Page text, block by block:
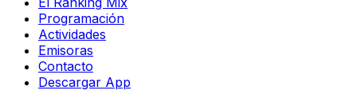
Programación
Actividades
Emisoras
Contacto
Descargar App